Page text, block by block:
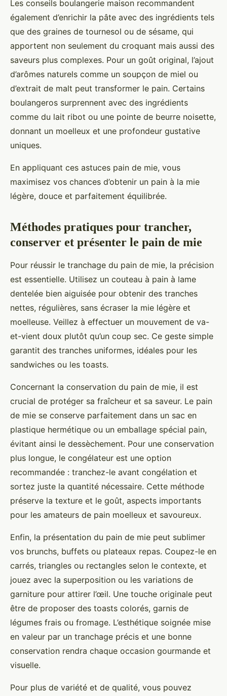
Les conseils boulangerie maison recommandent
également d’enrichir la pâte avec des ingrédients tels
que des graines de tournesol ou de sésame, qui
apportent non seulement du croquant mais aussi des
saveurs plus complexes. Pour un goût original, l’ajout
d’arômes naturels comme un soupçon de miel ou
d’extrait de malt peut transformer le pain. Certains
boulangeros surprennent avec des ingrédients
comme du lait ribot ou une pointe de beurre noisette,
donnant un moelleux et une profondeur gustative
uniques.
En appliquant ces astuces pain de mie, vous
maximisez vos chances d’obtenir un pain à la mie
légère, douce et parfaitement équilibrée.
Méthodes pratiques pour trancher,
conserver et présenter le pain de mie
Pour réussir le tranchage du pain de mie, la précision
est essentielle. Utilisez un couteau à pain à lame
dentelée bien aiguisée pour obtenir des tranches
nettes, régulières, sans écraser la mie légère et
moelleuse. Veillez à effectuer un mouvement de va-
et-vient doux plutôt qu’un coup sec. Ce geste simple
garantit des tranches uniformes, idéales pour les
sandwiches ou les toasts.
Concernant la conservation du pain de mie, il est
crucial de protéger sa fraîcheur et sa saveur. Le pain
de mie se conserve parfaitement dans un sac en
plastique hermétique ou un emballage spécial pain,
évitant ainsi le dessèchement. Pour une conservation
plus longue, le congélateur est une option
recommandée : tranchez-le avant congélation et
sortez juste la quantité nécessaire. Cette méthode
préserve la texture et le goût, aspects importants
pour les amateurs de pain moelleux et savoureux.
Enfin, la présentation du pain de mie peut sublimer
vos brunchs, buffets ou plateaux repas. Coupez-le en
carrés, triangles ou rectangles selon le contexte, et
jouez avec la superposition ou les variations de
garniture pour attirer l’œil. Une touche originale peut
être de proposer des toasts colorés, garnis de
légumes frais ou fromage. L’esthétique soignée mise
en valeur par un tranchage précis et une bonne
conservation rendra chaque occasion gourmande et
visuelle.
Pour plus de variété et de qualité, vous pouvez